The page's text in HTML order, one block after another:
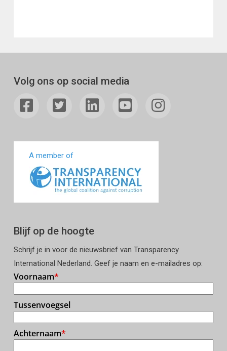
Volg ons op social media
A member of
Blijf op de hoogte
Schrijf je in voor de nieuwsbrief van Transparency
International Nederland. Geef je naam en e-mailadres op: